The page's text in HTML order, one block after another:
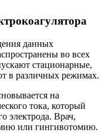
данных
во всех
стационарные,
в различных режимах.
на
тока, который
электрода. Врач,
или гингивотомию.